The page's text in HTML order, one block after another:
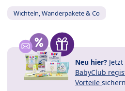
Wichteln, Wanderpakete & Co
Neu hier? Jetzt
BabyClub
Vorteile